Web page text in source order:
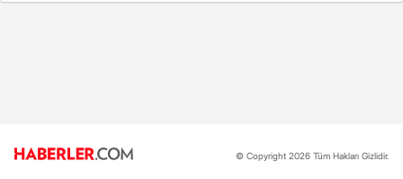
© Copyright 2026 Tüm Hakları Gizlidir.